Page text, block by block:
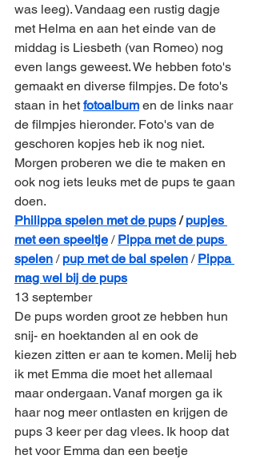
was leeg). Vandaag een rustig dagje
met Helma en aan het einde van de
middag is Liesbeth (van Romeo) nog
even langs geweest. We hebben foto's
gemaakt en diverse filmpjes. De foto's
staan in het fotoalbum en de links naar
de filmpjes hieronder. Foto's van de
geschoren kopjes heb ik nog niet.
Morgen proberen we die te maken en
ook nog iets leuks met de pups te gaan
doen.
Philippa spelen met de pups / pupjes
met een speeltje / Pippa met de pups
spelen / pup met de bal spelen / Pippa
mag wel bij de pups
13 september
De pups worden groot ze hebben hun
snij- en hoektanden al en ook de
kiezen zitten er aan te komen. Melij heb
ik met Emma die moet het allemaal
maar ondergaan. Vanaf morgen ga ik
haar nog meer ontlasten en krijgen de
pups 3 keer per dag vlees. Ik hoop dat
het voor Emma dan een beetje